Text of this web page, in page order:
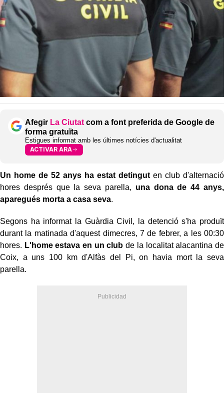
Afegir La Ciutat com a font preferida de Google de
forma gratuïta
Estigues informat amb les últimes notícies d'actualitat
ACTIVAR ARA
Un home de 52 anys ha estat detinguten club d'alternació
hores després que la seva parella, una dona de 44 anys,
aparegués morta a casa seva.
Segons ha informat la Guàrdia Civil, la detenció s'ha produït
durant la matinada d'aquest dimecres, 7 de febrer, a les 00:30
hores. L'home estava en un club de la localitat alacantina de
Coix, a uns 100 km d'Alfàs del Pi, on havia mort la seva
parella.